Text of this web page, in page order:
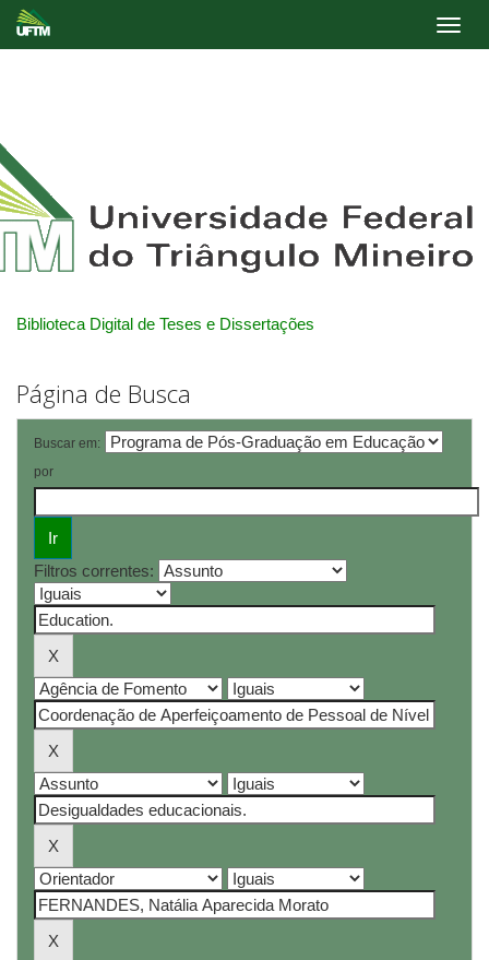
Biblioteca Digital de Teses e Dissertações
Página de Busca
Buscar em:
por
Filtros correntes: